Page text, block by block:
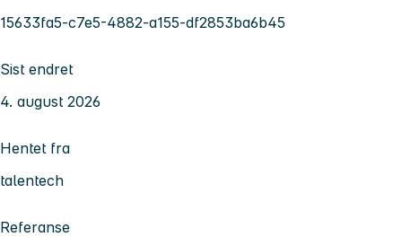
15633fa5-c7e5-4882-a155-df2853ba6b45
Sist endret
4. august 2026
Hentet fra
talentech
Referanse